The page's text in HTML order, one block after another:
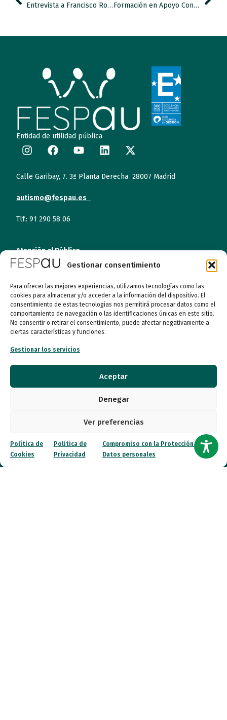
Gestionar consentimiento
Para ofrecer las mejores experiencias, utilizamos tecnologías como las
cookies para almacenar y/o acceder a la información del dispositivo. El
consentimiento de estas tecnologías nos permitirá procesar datos como el
comportamiento de navegación o las identificaciones únicas en este sitio.
No consentir o retirar el consentimiento, puede afectar negativamente a
ciertas características y funciones.
Gestionar los servicios
Aceptar
Denegar
Ver preferencias
Política de
Cookies
Política de
Privacidad
Compromiso con la Protección de
Datos personales
Entrevista a Francisco Rodríguez, Director de Marketing y Comunicación de El Rincón.
Formación en Apoyo Conductual Positivo
Entidad de utilidad pública
Calle Garibay, 7. 3ª Planta Derecha 28007 Madrid
autismo@fespau.es
Tlf.: 91 290 58 06
Atención al Público
09:00 a 16:00
Jueves (online)
09:00 a 16:00
Viernes (online)
09:00 a 14:00
Recursos